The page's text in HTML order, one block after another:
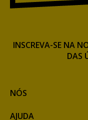
NÓS
AJUDA
INSCREVA-SE NA
DAS